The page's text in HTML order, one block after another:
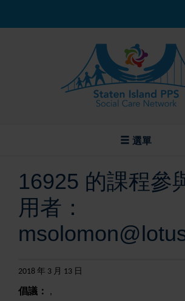
選單
16925 的課程參
用者：
2018 年 3 月 13 日
倡議： ,